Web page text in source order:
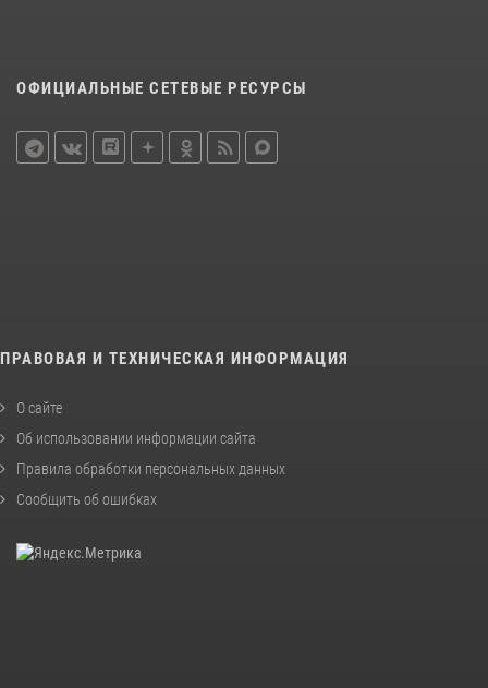
ОФИЦИАЛЬНЫЕ СЕТЕВЫЕ РЕСУРСЫ
ПРАВОВАЯ И ТЕХНИЧЕСКАЯ ИНФОРМАЦИЯ
О сайте
Об использовании информации сайта
Правила обработки персональных данных
Сообщить об ошибках